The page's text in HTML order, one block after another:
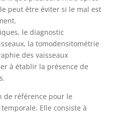
peut être éviter si le mal est
le diagnostic
la tomodensitométrie
des vaisseaux
à établir la présence de
de référence pour le
Elle consiste à